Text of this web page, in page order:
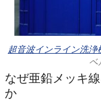
超音波インライン洗浄
ベ
なぜ亜鉛メッキ
か